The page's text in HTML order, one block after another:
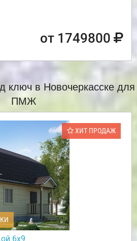
от 1749800
ключ в Новочеркасске для
ПМЖ
ХИТ ПРОДАЖ
6х9